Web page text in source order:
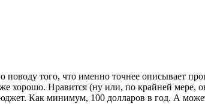
поводу того, что именно точнее описывает
хорошо. Нравится (ну или, по крайней мере,
Как минимум, 100 долларов в год. А